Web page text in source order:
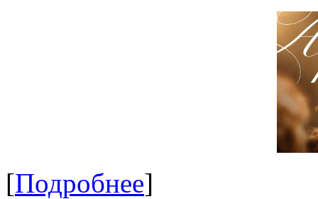
[Подробнее]